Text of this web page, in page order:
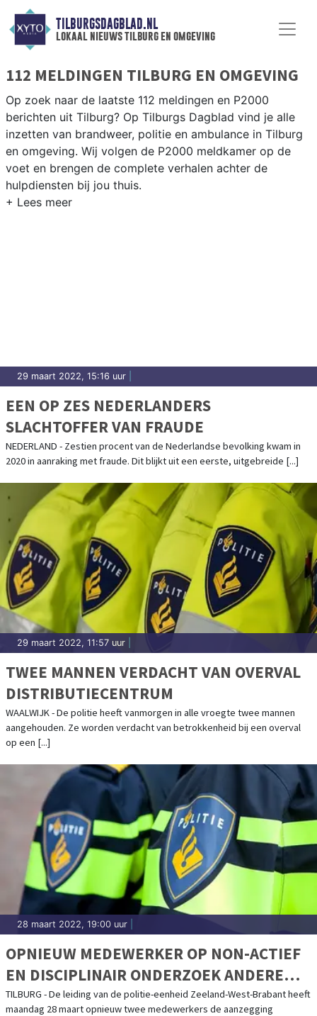
TILBURGSDAGBLAD.NL
lokaal nieuws tilburg en omgeving
112 MELDINGEN TILBURG EN OMGEVING
Op zoek naar de laatste 112 meldingen en P2000
berichten uit Tilburg? Op Tilburgs Dagblad vind je alle
inzetten van brandweer, politie en ambulance in Tilburg
en omgeving. Wij volgen de P2000 meldkamer op de
voet en brengen de complete verhalen achter de
hulpdiensten bij jou thuis.
29 maart 2022, 15:16 uur
EEN OP ZES NEDERLANDERS
SLACHTOFFER VAN FRAUDE
NEDERLAND - Zestien procent van de Nederlandse bevolking kwam in
2020 in aanraking met fraude. Dit blijkt uit een eerste, uitgebreide [...]
29 maart 2022, 11:57 uur
TWEE MANNEN VERDACHT VAN OVERVAL
DISTRIBUTIECENTRUM
WAALWIJK - De politie heeft vanmorgen in alle vroegte twee mannen
aangehouden. Ze worden verdacht van betrokkenheid bij een overval
op een [...]
28 maart 2022, 19:00 uur
OPNIEUW MEDEWERKER OP NON-ACTIEF
EN DISCIPLINAIR ONDERZOEK ANDERE
MEDEWERKER
TILBURG - De leiding van de politie-eenheid Zeeland-West-Brabant heeft
maandag 28 maart opnieuw twee medewerkers de aanzegging